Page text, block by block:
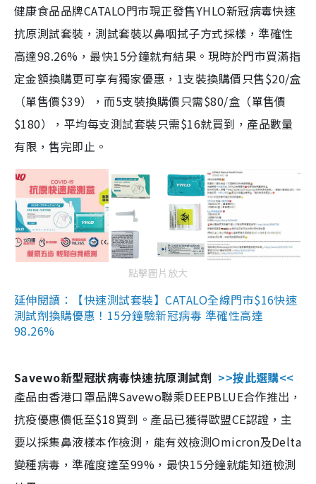
健康食品品牌CATALO門市現正發售YHLO新冠病毒快速
抗原測試套裝，測試套裝以鼻咽拭子方式採樣，準確性
高達98.26%，最快15分鐘就有結果。現時於門市買滿指
定金額換購更可享有獨家優惠，1支裝換購價只售$20/盒
（單售價$39），而5支裝換購價只需$80/盒（單售價
$180），平均每支測試套裝只需$16就買到，產品數量
有限，售完即止。
點擊圖片放大
延伸閱讀：【快速測試套裝】CATALO全線門市$16快速
測試劑換購優惠！15分鐘驗新冠病毒 準確性高達
98.26%
Savewo新型冠狀病毒快速抗原測試劑 >>按此選購<<
產品由香港口罩品牌Savewo聯乘DEEPBLUE合作推出，
抗疫優惠價低至$18買到。產品已獲得歐盟CE認證，主
要以採集鼻液樣本作檢測，能有效檢測Omicron及Delta
變種病毒，準確度達至99%，最快15分鐘就能知道檢測